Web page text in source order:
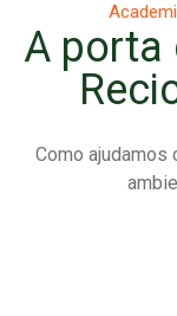
A porta
Como ajudamos